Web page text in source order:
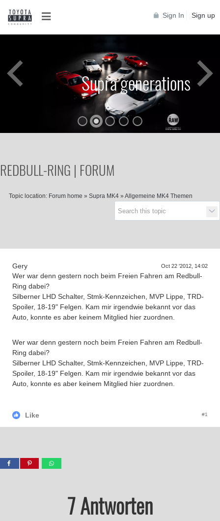
Sign In Sign up
generations
Supra generations
REDBULL-RING | FORUM
Topic location: Forum home » Supra MK4 » Allgemeine MK4 Themen
Gery Oct 22 '2012, 14:02
Wer war denn gestern noch beim Freien Fahren am Redbull-
Ring dabei?
Silberner LHD Schalter, Stmk-Kennzeichen, MVP Lippe, TRD-
Spoiler, 18-19" Felgen. Kam mir irgendwie bekannt vor das
Auto, konnte es aber keinem Mitglied hier zuordnen.
Wer war denn gestern noch beim Freien Fahren am Redbull-
Ring dabei?
Silberner LHD Schalter, Stmk-Kennzeichen, MVP Lippe, TRD-
Spoiler, 18-19" Felgen. Kam mir irgendwie bekannt vor das
Auto, konnte es aber keinem Mitglied hier zuordnen.
Like #1
7 Antworten